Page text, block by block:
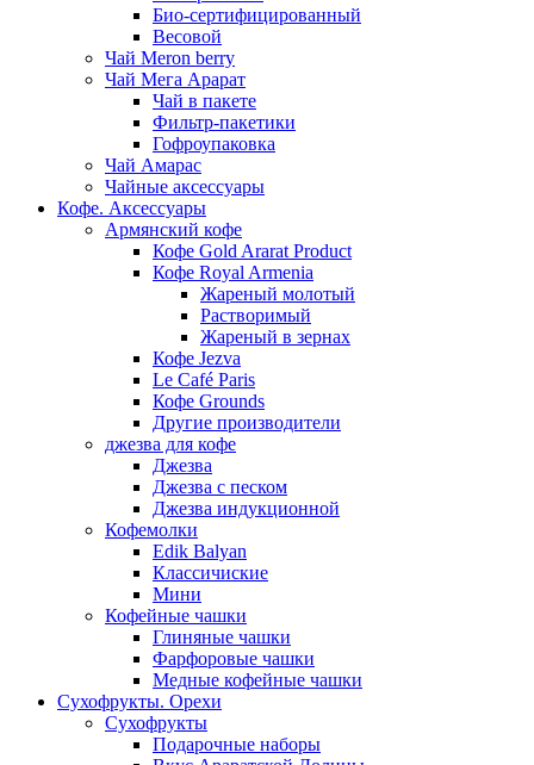
Био-сертифицированный
Весовой
Чай Meron berry
Чай Мега Арарат
Чай в пакете
Фильтр-пакетики
Гофроупаковка
Чай Амарас
Чайные аксессуары
Кофе. Аксессуары
Армянский кофе
Кофе Gold Ararat Product
Кофе Royal Armenia
Жареный молотый
Растворимый
Жареный в зернах
Кофе Jezva
Le Café Paris
Кофе Grounds
Другие производители
джезва для кофе
Джезва
Джезва с песком
Джезва индукционной
Кофемолки
Edik Balyan
Классичиские
Мини
Кофейные чашки
Глиняные чашки
Фарфоровые чашки
Медные кофейные чашки
Сухофрукты. Орехи
Сухофрукты
Подарочные наборы